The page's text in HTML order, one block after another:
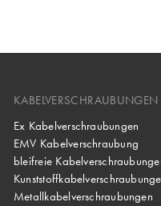
KABELVERSCHRAUBUNGEN
Ex Kabelverschraubungen
EMV Kabelverschraubung
bleifreie
Metallkabelverschraubungen